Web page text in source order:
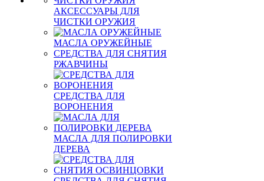
АКСЕССУАРЫ ДЛЯ
ЧИСТКИ ОРУЖИЯ
МАСЛА ОРУЖЕЙНЫЕ
СРЕДСТВА ДЛЯ СНЯТИЯ
РЖАВЧИНЫ
СРЕДСТВА ДЛЯ
ВОРОНЕНИЯ
МАСЛА ДЛЯ ПОЛИРОВКИ
ДЕРЕВА